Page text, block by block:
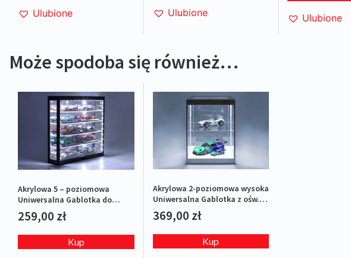
Ulubione Ulubione Ulubione
Może spodoba się również…
Akrylowa 5 – poziomowa
Uniwersalna Gablotka do
modeli 1:43 i 1:64 z ośw. LED i
lustrem Czarna
259,00 zł
Kup
Akrylowa 2-poziomowa wysoka
Uniwersalna Gablotka z ośw.
LED i obrotową platformą
(Biała)
369,00 zł
Kup